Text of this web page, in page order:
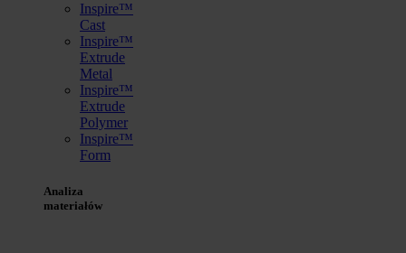
Inspire™
Cast
Inspire™
Extrude
Metal
Inspire™
Extrude
Polymer
Inspire™
Form
Analiza
materiałów